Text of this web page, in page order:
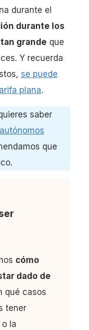
durante el
durante los
grande que
Y recuerda
se puede
plana.
saber
que
cómo
dado de
qué casos
tener
la